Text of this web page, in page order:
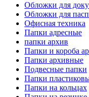
Обложки для
Обложки для
Офисная техника
Папки адресные
папки архив
Папки и короба
Папки архивные
Подвесные папки
Папки
Папки на кольцах